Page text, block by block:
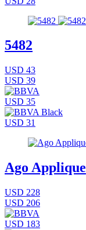
5482
USD 43
USD 39
USD 35
USD 31
Ago Applique
USD 228
USD 206
USD 183